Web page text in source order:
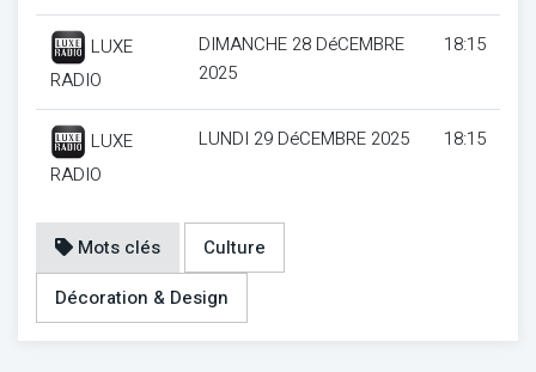
LUXE
RADIO
DIMANCHE 28 DéCEMBRE
2025
18:15
LUXE
RADIO
LUNDI 29 DéCEMBRE 2025 18:15
Mots clés
Culture
Décoration & Design